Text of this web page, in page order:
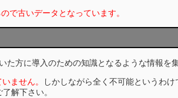
で古いデータとなっています。
方に導入のための知識となるような情報を
ません。 しかしながら全く不可能というわ
解下さい。